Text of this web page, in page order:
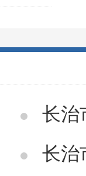
长治
长治